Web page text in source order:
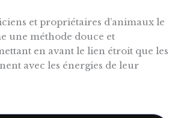
et propriétaires d’animaux le
une méthode douce et
en avant le lien étroit que les
avec les énergies de leur